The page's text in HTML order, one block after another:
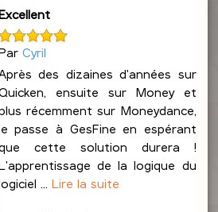
Cyril
des dizaines d'années sur
ensuite sur Money et
récemment sur Moneydance,
passe à GesFine en espérant
cette solution durera !
de la logique du
... Lire la suite